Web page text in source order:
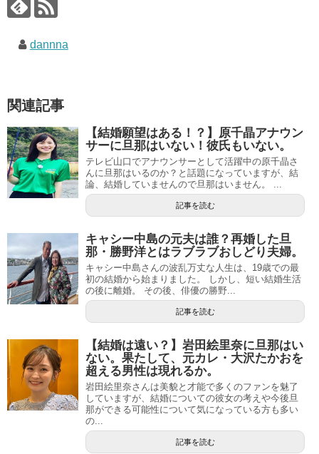
dannna
関連記事
【結婚願望はある！？】原千晶アナウン
サーに旦那はいない！彼氏もいない。
テレビ山口でアナウンサーとして活躍中の原千晶さ
んに旦那はいるのか？と話題になっていますが、結
論、結婚していませんので旦那はいません。 ...
記事を読む
キャシー中島の元夫は誰？再婚した旦
那・勝野洋とはラブラブおしどり夫婦。
キャシー中島さんの波乱万丈な人生は、19歳での最
初の結婚から始まりました。 しかし、短い結婚生活
の後に離婚。 その後、俳優の勝野...
記事を読む
【結婚は遠い？】岩田絵里奈に旦那はい
ない。果たして、元カレ・大沢たかおを
超える男性は現れるか。
岩田絵里奈さんは美貌と才能で多くのファンを魅了
していますが、結婚についての彼女の考えや今後旦
那ができる可能性について気になっている方も多い
の...
記事を読む